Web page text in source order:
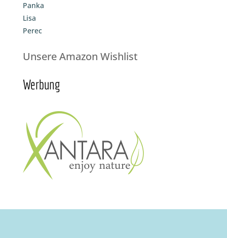
Panka
Lisa
Perec
Unsere Amazon Wishlist
Werbung